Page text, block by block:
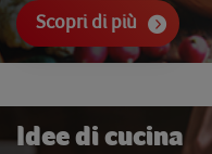
Scopri di più
Idee di cucina